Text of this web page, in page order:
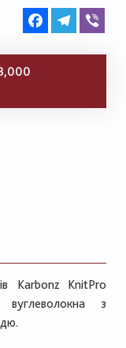
FacebookTelegram
Karbonz KnitPro
вуглеволокна з